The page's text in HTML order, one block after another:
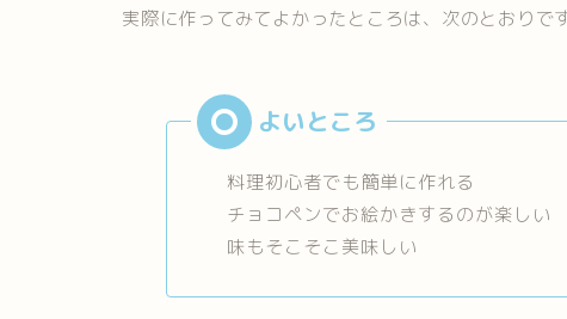
実際に作ってみてよかったところは、次のとおりです
料理初心者でも簡単に作れる
チョコペンでお絵かきするのが楽しい
味もそこそこ美味しい